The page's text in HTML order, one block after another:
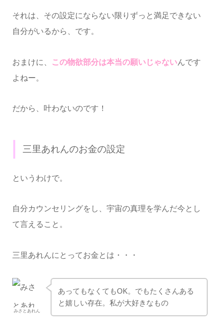
それは、その設定にならない限りずっと満足できない
自分がいるから、です。
おまけに、 この物欲部分は本当の願いじゃないんです
よねー。
だから、叶わないのです！
三里あれんのお金の設定
というわけで。
自分カウンセリングをし、宇宙の真理を学んだ今とし
て言えること。
三里あれんにとってお金とは・・・
みさとあれん
あってもなくてもOK。でもたくさんある
と嬉しい存在。私が大好きなもの